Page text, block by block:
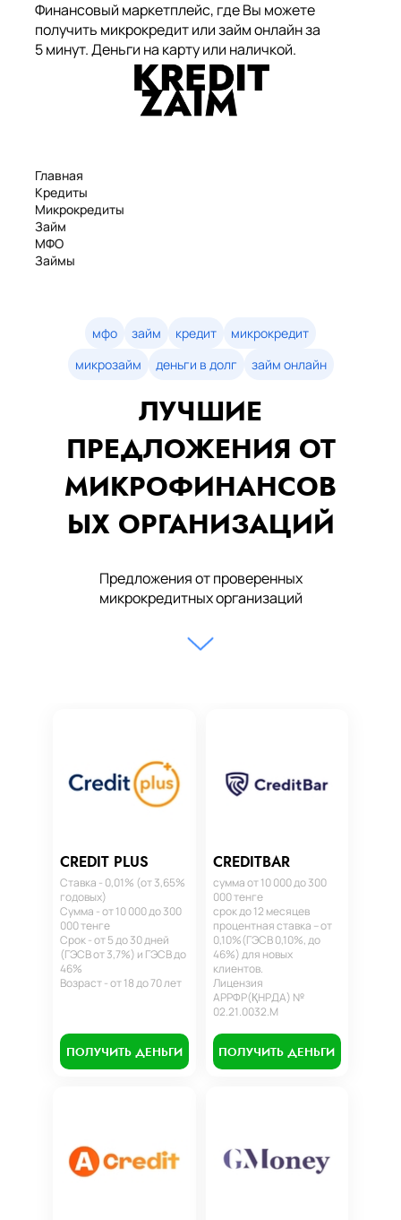
Финансовый маркетплейс, где Вы можете
получить микрокредит или займ онлайн за
5 минут. Деньги на карту или наличкой.
Главная
Кредиты
Микрокредиты
Займ
МФО
Займы
Займы онлайн
Денежные кредиты
мфо займ кредит
микрокредит
микрозайм
деньги в долг займ онлайн
ЛУЧШИЕ
ПРЕДЛОЖЕНИЯ ОТ
МИКРОФИНАНСОВ
ЫХ ОРГАНИЗАЦИЙ
Предложения от проверенных
микрокредитных организаций
CREDIT PLUS
Ставка - 0,01% (от 3,65%
годовых)
Сумма - от 10 000 до 300
000 тенге
Срок - от 5 до 30 дней
(ГЭСВ от 3,7%) и ГЭСВ до
46%
Возраст - от 18 до 70 лет
ПОЛУЧИТЬ ДЕНЬГИ
CREDITBAR
сумма от 10 000 до 300
000 тенге
срок до 12 месяцев
процентная ставка – от
0,10%(ГЭСВ 0,10%, до
46%) для новых
клиентов.
Лицензия
АРРФР(ҚНРДА) №
02.21.0032.М
ПОЛУЧИТЬ ДЕНЬГИ